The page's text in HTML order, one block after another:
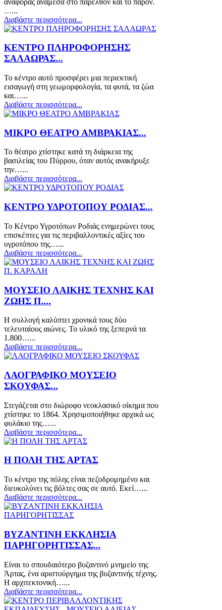
…...
Διαβάστε περισσότερα...
ΚΕΝΤΡΟ ΠΛΗΡΟΦΟΡΗΣΗΣ
ΣΑΛΑΩΡΑΣ...
Το κέντρο αυτό προσφέρει μια περιεκτική
εισαγωγή στη γεωμορφολογία, τα φυτά, τα ζώα
και…...
Διαβάστε περισσότερα...
ΜΙΚΡΟ ΘΕΑΤΡΟ ΑΜΒΡΑΚΙΑΣ...
Το θέατρο χτίστηκε κατά τη διάρκεια της
βασιλείας του Πύρρου, όταν αυτός ανακήρυξε
την…...
Διαβάστε περισσότερα...
ΚΕΝΤΡΟ ΥΔΡΟΤΟΠΟΥ ΡΟΔΙΑΣ...
Το Κέντρο Υγροτόπων Ροδιάς ενημερώνει τους
επισκέπτες για τις περιβαλλοντικές αξίες του
υγροτόπου της…...
Διαβάστε περισσότερα...
ΜΟΥΣΕΙΟ ΛΑΙΚΗΣ ΤΕΧΝΗΣ ΚΑΙ
ΖΩΗΣ Π....
Η συλλογή καλύπτει χρονικά τους δύο
τελευταίους αιώνες. Το υλικό της ξεπερνά τα
1.800…...
Διαβάστε περισσότερα...
ΛΑΟΓΡΑΦΙΚΟ ΜΟΥΣΕΙΟ
ΣΚΟΥΦΑΣ...
Στεγάζεται στο διώροφο νεοκλασικό οίκημα που
χτίστηκε το 1864. Χρησιμοποιήθηκε αρχικά ως
φυλάκιο της…...
Διαβάστε περισσότερα...
Η ΠΟΛΗ ΤΗΣ ΑΡΤΑΣ
Το κέντρο της πόλης είναι πεζοδρομημένο και
διευκολύνει τις βόλτες σας σε αυτό. Εκεί…...
Διαβάστε περισσότερα...
ΒΥΖΑΝΤΙΝΗ ΕΚΚΛΗΣΙΑ
ΠΑΡΗΓΟΡΗΤΙΣΣΑΣ...
Είναι το σπουδαιότερο βυζαντινό μνημείο της
Άρτας, ένα αριστούργημα της βυζαντινής τέχνης.
Η αρχιτεκτονική…...
Διαβάστε περισσότερα...